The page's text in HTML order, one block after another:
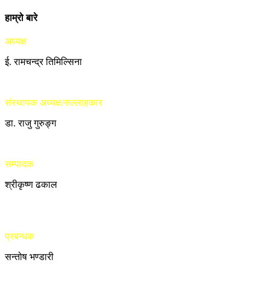
हाम्रो बारे
अध्यक्ष
ई. रामचन्द्र तिमिल्सिना
संस्थापक अध्यक्ष/सल्लाहकार
डा. राजु गुरुङ्ग
सम्पादक
श्रीकृष्ण ढकाल
प्रबन्धक
सन्तोष भण्डारी